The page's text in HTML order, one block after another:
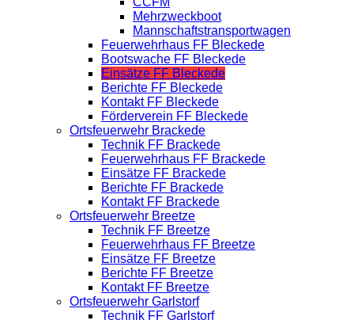
Mehrzweckboot
Mannschaftstransportwagen
Feuerwehrhaus FF Bleckede
Bootswache FF Bleckede
Einsätze FF Bleckede
Berichte FF Bleckede
Kontakt FF Bleckede
Förderverein FF Bleckede
Ortsfeuerwehr Brackede
Technik FF Brackede
Feuerwehrhaus FF Brackede
Einsätze FF Brackede
Berichte FF Brackede
Kontakt FF Brackede
Ortsfeuerwehr Breetze
Technik FF Breetze
Feuerwehrhaus FF Breetze
Einsätze FF Breetze
Berichte FF Breetze
Kontakt FF Breetze
Ortsfeuerwehr Garlstorf
Technik FF Garlstorf